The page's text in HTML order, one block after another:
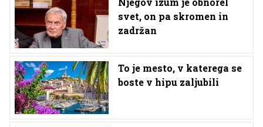
svet, on pa skromen in
zadržan
To je mesto, v katerega se
boste v hipu zaljubili